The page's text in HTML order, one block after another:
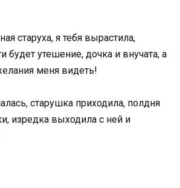
старуха, я тебя вырастила,
будет утешение, дочка и внучата, а
меня видеть!
старушка приходила, полдня
изредка выходила с ней и